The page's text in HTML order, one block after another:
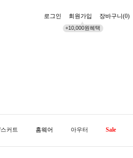
로그인 회원가입
+10,000원혜택
장바구니(0)
커트 홈웨어 아우터 Sale